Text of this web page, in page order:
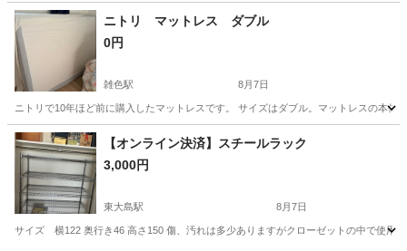
茨城 古河市 その他
ニトリ マットレス ダブル
0円
雑色駅 8月7日
ニトリで10年ほど前に購入したマットレスです。 サイズはダブル。マットレスの本
東京 大田区 雑色駅 寝具
【オンライン決済】スチールラック
3,000円
東大島駅 8月7日
サイズ 横122 奥行き46 高さ150 傷、汚れは多少ありますがクローゼットの中で使用